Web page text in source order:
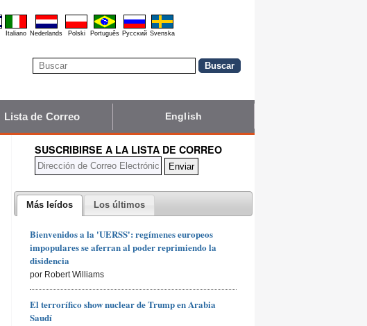
Italiano Nederlands Polski Português Pyccĸий Svenska
Lista de Correo English
SUSCRIBIRSE A LA LISTA DE CORREO
Más leídos Los últimos
Bienvenidos a la 'UERSS': regímenes europeos
impopulares se aferran al poder reprimiendo la
disidencia
por Robert Williams
El terrorífico show nuclear de Trump en Arabia
Saudí